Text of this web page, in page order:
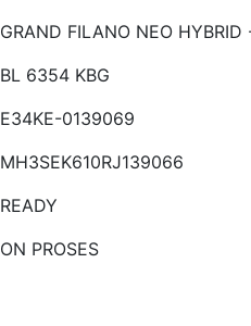
GRAND FILANO NEO HYBRID
BL 6354 KBG
E34KE-0139069
MH3SEK610RJ139066
READY
ON PROSES